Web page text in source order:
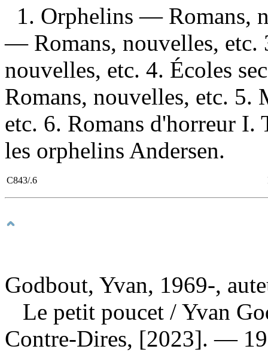
1. Orphelins — Romans,
— Romans, nouvelles, etc.
nouvelles, etc. 4. Écoles
Romans, nouvelles, etc.
etc. 6. Romans d'horreur
les orphelins Andersen.
C843/.6
Godbout, Yvan, 1969-,
Le petit poucet / Yvan
Contre-Dires, [2023]. —